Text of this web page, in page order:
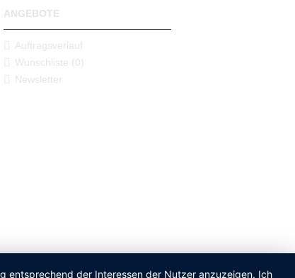
ANGEBOTE
Auftragsverlauf
Wunschliste (0)
Newsletter
entsprechend der Interessen der Nutzer anzuzeigen. Ich